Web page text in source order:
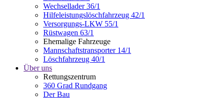
Wechsellader 36/1
Hilfeleistungslöschfahrzeug 42/1
Versorgungs-LKW 55/1
Rüstwagen 63/1
Ehemalige Fahrzeuge
Mannschaftstransporter 14/1
Löschfahrzeug 40/1
Über uns
Rettungszentrum
360 Grad Rundgang
Der Bau